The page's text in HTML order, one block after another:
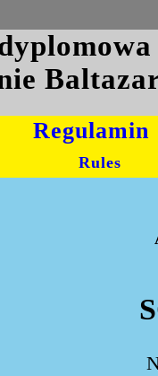
Regulamin
Rules